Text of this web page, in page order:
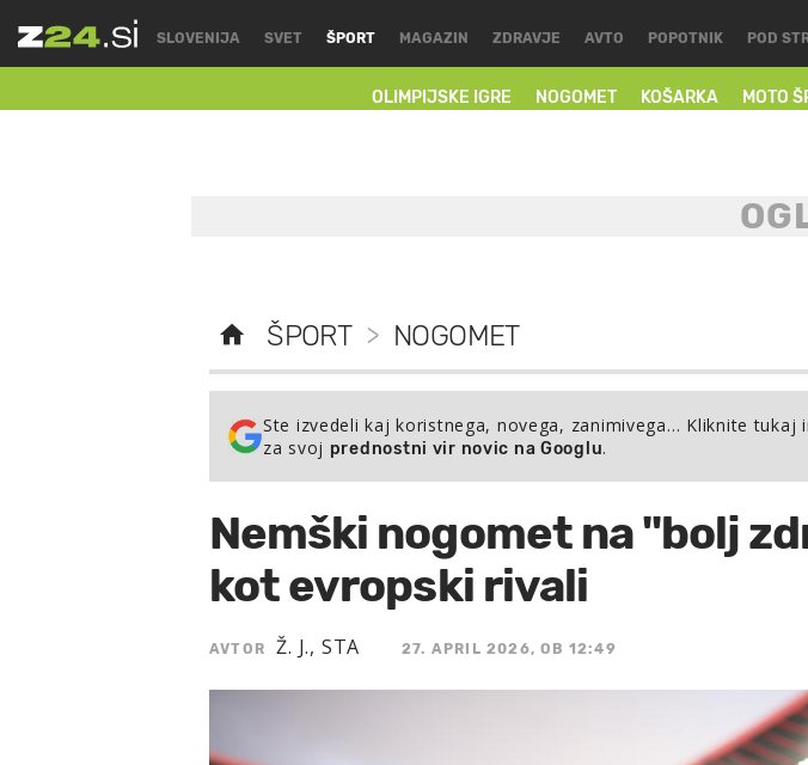
SLOVENIJA SVET ŠPORT
OLIMPIJSKE IGRE NOGOMET KOŠARKA MOTO
MAGAZIN ZDRAVJE AVTO POPOTNIK POD
ŠPORT > NOGOMET
Ste izvedeli kaj koristnega, novega, zanimivega… Kliknite tukaj
za svoj prednostni vir novic na Googlu.
Nemški nogomet na "bolj
kot evropski rivali
AVTOR Ž. J., STA 27. APRIL 2026, OB 12:49